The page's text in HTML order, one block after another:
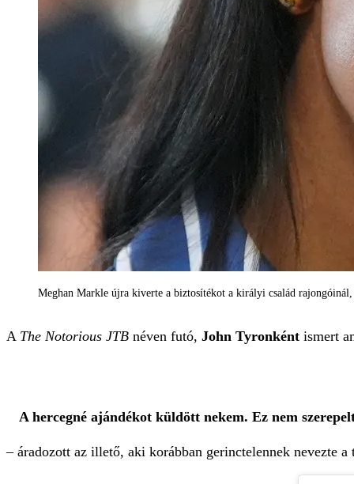
Meghan Markle újra kiverte a biztosítékot a királyi család
A The Notorious JTB néven futó, John Tyronként ismert
A hercegné ajándékot küldött nekem. Ez nem
– áradozott az illető, aki korábban gerinctelennek nevezte